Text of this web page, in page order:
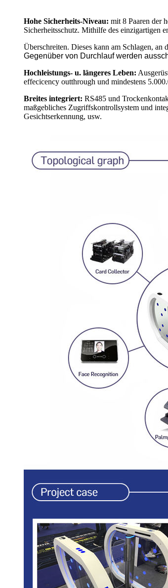
Hohe Sicherheits-Niveau: mit 8 Paaren der
Sicherheitsschutz. Mithilfe des einzigartigen
Überschreiten. Dieses kann am Schlagen,
Gegenüber von Durchlauf werden
Hochleistungs- u. längeres Leben:
effecicency outthrough und mindestens
Breites integriert: RS485 und
maßgebliches Zugriffskontrollsystem und
Gesichtserkennung, usw.